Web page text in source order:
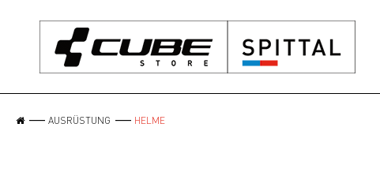
AUSRÜSTUNG HELME